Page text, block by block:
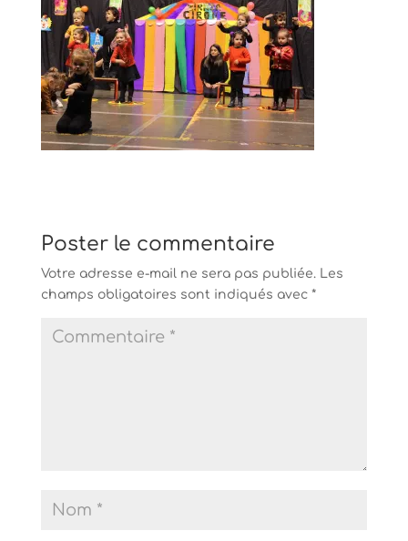
Poster le commentaire
Votre adresse e-mail ne sera pas publiée. Les
champs obligatoires sont indiqués avec *